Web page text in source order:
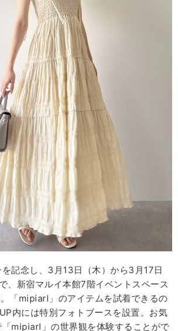
記念し、3⽉13⽇（⽊）から3⽉17⽇
、新宿マルイ本館7階イベントスペース
「mipiarl」のアイテムを試着できるの
内には特別フォトブースを設置。お気
mipiarl」の世界観を体験することがで